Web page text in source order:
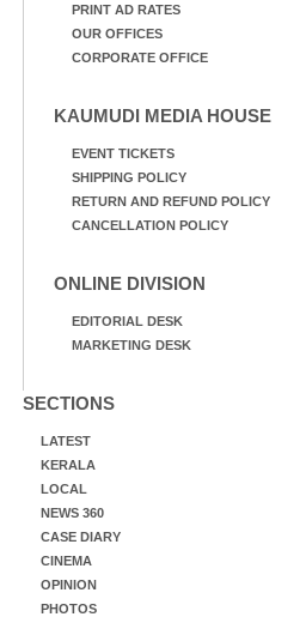
PRINT AD RATES
OUR OFFICES
CORPORATE OFFICE
KAUMUDI MEDIA HOUSE
EVENT TICKETS
SHIPPING POLICY
RETURN AND REFUND POLICY
CANCELLATION POLICY
ONLINE DIVISION
EDITORIAL DESK
MARKETING DESK
SECTIONS
LATEST
KERALA
LOCAL
NEWS 360
CASE DIARY
CINEMA
OPINION
PHOTOS